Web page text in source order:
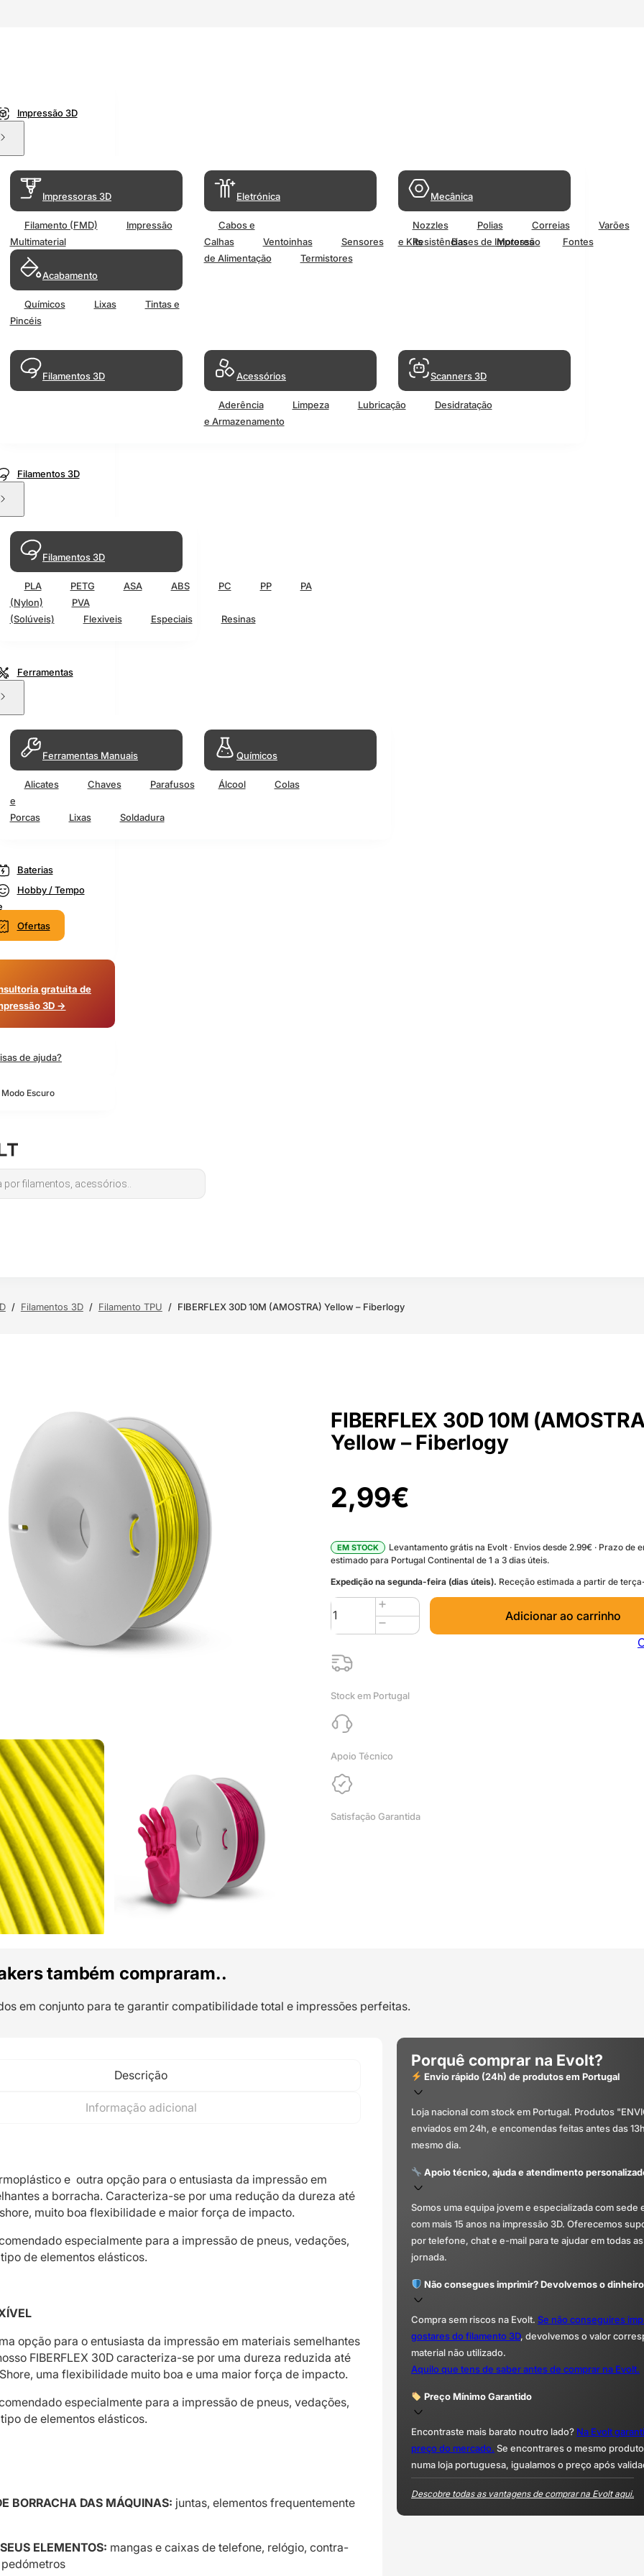
Impressão 3D
Impressoras 3D
Filamento (FMD)
Impressão
Multimaterial
Acabamento
Químicos Lixas
Tintas e
Pincéis
Eletrónica
Cabos e
Calhas
Ventoinhas Sensores Resistências Motores
Fontes
de Alimentação
Termistores
Mecânica
Nozzles Polias Correias
Varões
e Kits
Bases de Impressão
Filamentos 3D Acessórios
Aderência Limpeza Lubricação
Desidratação
e Armazenamento
Scanners 3D
Filamentos 3D
Filamentos 3D
PLA PETG ASA ABS PC PP
PA
(Nylon)
PVA
(Solúveis)
Flexiveis Especiais Resinas
Ferramentas
Ferramentas Manuais
Alicates Chaves
Parafusos
e
Porcas
Lixas Soldadura
Químicos
Álcool Colas
Baterias
Hobby / Tempo
Ofertas
gratuita de
3D →
de ajuda?
Escuro
/ Filamentos 3D / Filamento TPU / FIBERFLEX 30D 10M (AMOSTRA) Yellow – Fiberlogy
FIBERFLEX 30D 10M
Yellow – Fiberlogy
2,99€
EM STOCK
Levantamento grátis na Evolt · Envios desde 2.99€ · Prazo de
estimado para Portugal Continental de 1 a 3 dias úteis.
Expedição na segunda-feira (dias úteis). Receção estimada a partir de
Quantidade
de
FIBERFLEX
30D
10M
Yellow
-
Fiberlogy
Adicionar ao carrinho
Stock em Portugal
Apoio Técnico
Satisfação Garantida
também compraram..
em conjunto para te garantir compatibilidade total e impressões perfeitas.
Descrição
Informação adicional
e outra opção para o entusiasta da impressão em
a borracha. Caracteriza-se por uma redução da dureza até
muito boa flexibilidade e maior força de impacto.
especialmente para a impressão de pneus, vedações,
de elementos elásticos.
opção para o entusiasta da impressão em materiais semelhantes
FIBERFLEX 30D caracteriza-se por uma dureza reduzida até
uma flexibilidade muito boa e uma maior força de impacto.
especialmente para a impressão de pneus, vedações,
de elementos elásticos.
BORRACHA DAS MÁQUINAS: juntas, elementos frequentemente
ELEMENTOS: mangas e caixas de telefone, relógio, contra-
Porquê comprar na Evolt?
Envio rápido (24h) de produtos em Portugal
Loja nacional com stock em Portugal. Produtos
enviados em 24h, e encomendas feitas antes das
mesmo dia.
Apoio técnico, ajuda e atendimento
Somos uma equipa jovem e especializada com sede
com mais 15 anos na impressão 3D. Oferecemos
por telefone, chat e e-mail para te ajudar em todas
jornada.
Não consegues imprimir? Devolvemos o
Compra sem riscos na Evolt. Se não conseguires
gostares do filamento 3D, devolvemos o valor
material não utilizado.
Aquilo que tens de saber antes de comprar na Evolt.
Preço Mínimo Garantido
Encontraste mais barato noutro lado? Na Evolt
preço do mercado. Se encontrares o mesmo
numa loja portuguesa, igualamos o preço após
Descobre todas as vantagens de comprar na Evolt aqui.